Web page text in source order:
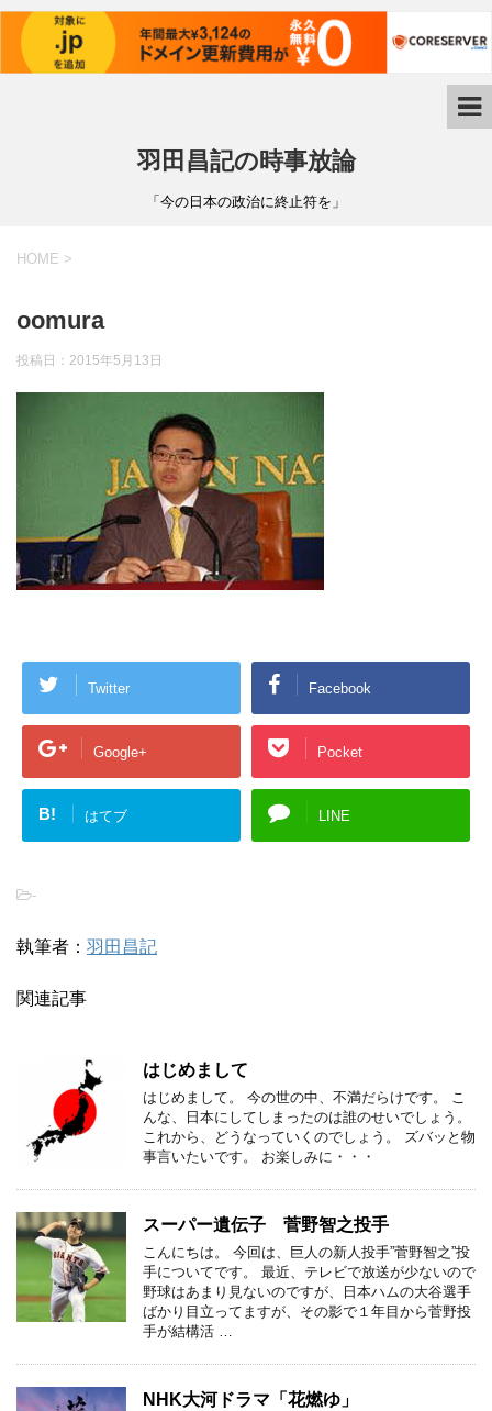
羽田昌記の時事放論
「今の日本の政治に終止符を」
HOME >
oomura
投稿日： 2015年5月13日
Twitter Facebook
Google+ Pocket
B! はてブ LINE
-
執筆者： 羽田昌記
関連記事
はじめまして
はじめまして。 今の世の中、不満だらけです。 こ
んな、日本にしてしまったのは誰のせいでしょう。
これから、どうなっていくのでしょう。 ズバッと物
事言いたいです。 お楽しみに・・・
スーパー遺伝子 菅野智之投手
こんにちは。 今回は、巨人の新人投手”菅野智之”投
手についてです。 最近、テレビで放送が少ないので
野球はあまり見ないのですが、日本ハムの大谷選手
ばかり目立ってますが、その影で１年目から菅野投
手が結構活 …
NHK大河ドラマ「花燃ゆ」